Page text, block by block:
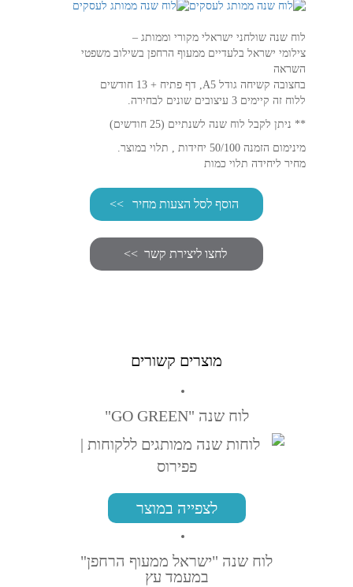
לוח שנה שולחני ישראלי מקורי וממותג –
צילומי ישראל בלעדיים ממעוף הרחפן בשילוב משפטי
השראה
בחצובה קשיחה גודל A5, דף פתיח + 13 חודשים
ללוח זה קיימים 3 עיצובים שונים לבחירה.
** ניתן לקבל לוח שנה לשנתיים (25 חודשים)
מינימום הזמנה 50/100 יחידות , תלוי במוצר.
מחיר ליחידה תלוי כמות
הוסף לסל הצעות מחיר
מוצרים קשורים
לוח שנה "GO GREEN"
לצפייה במוצר
לוח שנה "ישראל ממעוף הרחפן"
במעמד עץ